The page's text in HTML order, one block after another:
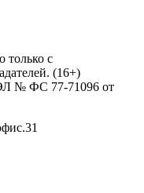
только с
(16+)
№ ФС 77-71096 от